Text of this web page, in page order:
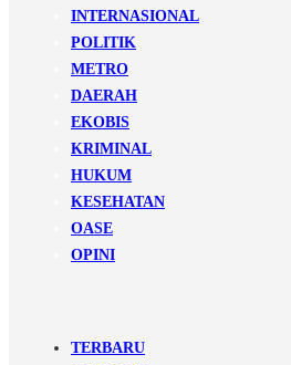
INTERNASIONAL
POLITIK
METRO
DAERAH
EKOBIS
KRIMINAL
HUKUM
KESEHATAN
OASE
OPINI
TERBARU